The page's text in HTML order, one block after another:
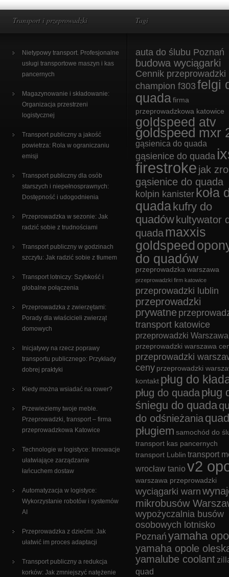
Transport i przeprowadzki
Nietypowy transport. Profesjonalne
usługi transportowe maszyn i kas
pancernych
Magazynowanie i składowanie:
Organizacja przestrzeni
logistycznej
Transport publiczny a jakość
powietrza: Rola w ograniczaniu
emisji
Transport publiczny dla osób
starszych i niepełnosprawnych:
Dostępność i udogodnienia
Przeprowadzka w sezonie: Jak
radzić sobie z trudnościami
Transport publiczny w godzinach
szczytu: Jak radzić sobie z tłumem
Transport lotniczy: Szybkość i
globalne połączenia
Przeprowadzka z zwierzętami:
Porady dla właścicieli zwierząt
domowych
Inicjatywy na rzecz poprawy
transportu publicznego: Przykłady
dobrej praktyki
Kiedy można wsiadać na rower?
Przewieziemy twoje meble.
Przeprowadzki, transport – firma
przeprowadzkowa Katowice
Technologie w logistyce: Innowacje
ułatwiające zarządzanie
łańcuchem dostaw
Automatyzacja w logistyce:
Wykorzystanie robotów i systemów
AI
Przeprowadzka z dziećmi: Jak
ułatwić im proces adaptacji
Transport publiczny a redukcja
korków: Jak zmniejszyć natężenie
Tagi
auta do ślubu Poznań
budowa wyciągarki
Cennik przeprowadzki
champion f303 felgi
quada firma
przeprowadzkowa katowice
goldspeed atv
goldspeed mxr
gąsienica do quada
gąsienice do quada
firestroke jak
gąsienice do quada
kolpin kanister koła
quada kufry do
quadów kultywator
quada maxxis
goldspeed
do quadów
przeprowadzka warszawa
przeprowadzki firm katowice
przeprowadzki lublin
przeprowadzki
prywatne
transport katowice
przeprowadzki Warszawa
przeprowadzki warszawa
przeprowadzki
ceny przeprowadzki
kontakt pług do
pług do quada pług
śniegu do quada
do odśnieżania
pługiem samochód do
transport kas pancernych
transport Lublin transport
wrocław tanio v2
warszawa przeprowadzki
wyciągarki warn
mikrobusów
wypożyczalnia busów
osobowych lotnisko
Poznań yamaha
yamaha opole
yamalube coolant
quad